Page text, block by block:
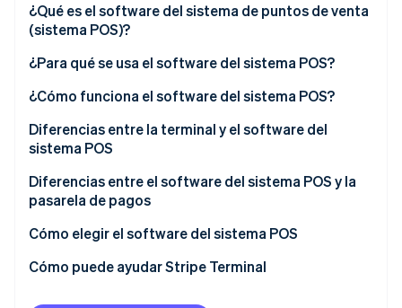
Sesiones de Stripe 2026
Mirar ahora
¿Qué es el software del sistema de puntos de venta
(sistema POS)?
¿Para qué se usa el software del sistema POS?
¿Cómo funciona el software del sistema POS?
Diferencias entre la terminal y el software del
sistema POS
Terminal del sistema POS
Software del sistema POS
Diferencias entre el software del sistema POS y la
pasarela de pagos
Software del sistema POS
Pasarela de pagos
Cómo elegir el software del sistema POS
Cómo puede ayudar Stripe Terminal